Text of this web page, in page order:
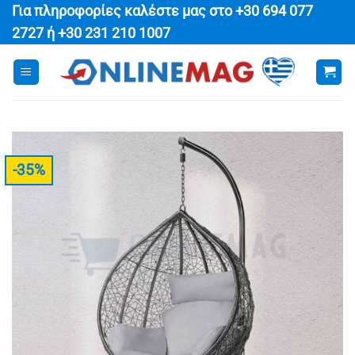
Μετάβαση
στο
περιεχόμενο
Για πληροφορίες καλέστε μας στο +30 694 077
2727 ή +30 231 210 1007
-35%